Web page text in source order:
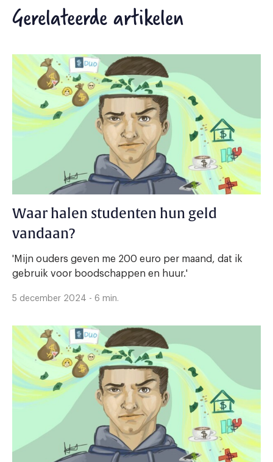
Gerelateerde artikelen
Waar halen studenten hun geld
vandaan?
'Mijn ouders geven me 200 euro per maand, dat ik
gebruik voor boodschappen en huur.'
5 december 2024 - 6 min.